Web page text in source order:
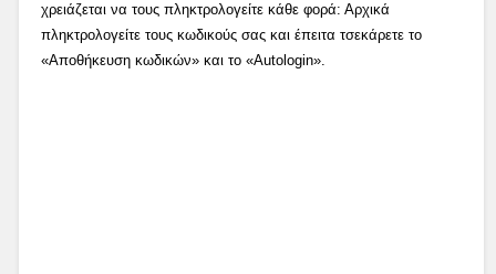
χρειάζεται να τους πληκτρολογείτε κάθε φορά: Αρχικά
πληκτρολογείτε τους κωδικούς σας και έπειτα τσεκάρετε το
«Αποθήκευση κωδικών» και το «Autologin».